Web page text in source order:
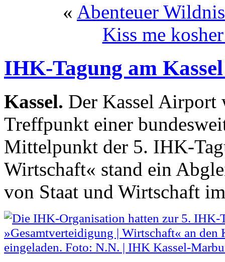
« Abenteuer
Kiss me
IHK-Tagung am
Kassel. Der Kassel Airport
Treffpunkt einer
Mittelpunkt der 5. IHK-
Wirtschaft« stand ein
von Staat und Wirtschaft